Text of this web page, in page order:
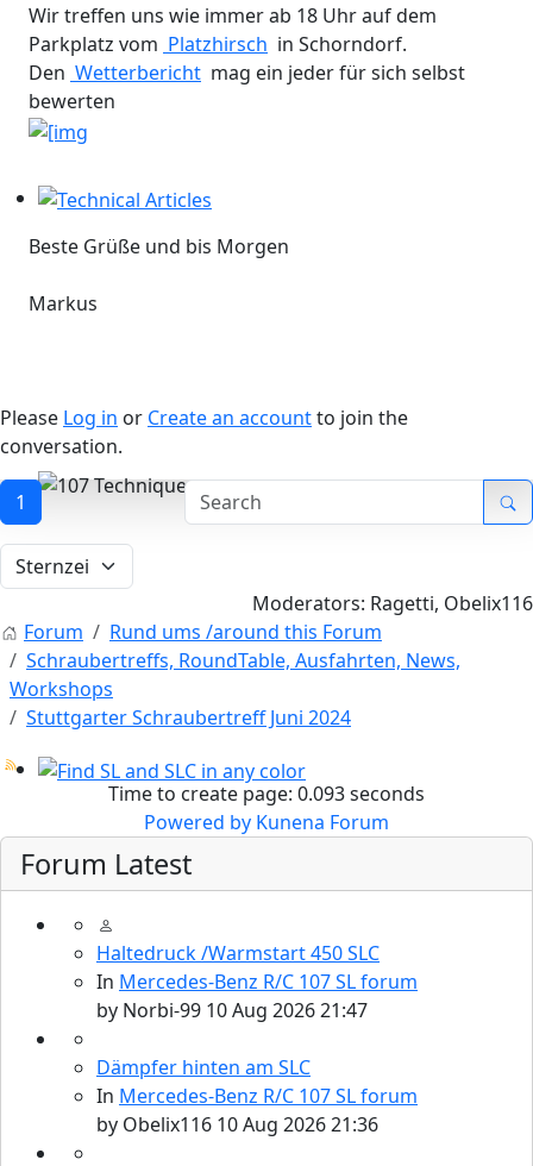
107 Technique
Find SL and SLC in any color
Wir treffen uns wie immer ab 18 Uhr auf dem
Parkplatz vom Platzhirsch in Schorndorf.
Den Wetterbericht mag ein jeder für sich selbst
bewerten
Beste Grüße und bis Morgen
Markus
Please Log in or Create an accountto join the
conversation.
1
Moderators: Ragetti, Obelix116
Forum
Rund ums /around this Forum
Schraubertreffs, RoundTable, Ausfahrten, News,
Workshops
Stuttgarter Schraubertreff Juni 2024
Time to create page: 0.093 seconds
Powered by Kunena Forum
Forum Latest
Haltedruck /Warmstart 450 SLC
In Mercedes-Benz R/C 107 SL forum
by Norbi-99 10 Aug 2026 21:47
Dämpfer hinten am SLC
In Mercedes-Benz R/C 107 SL forum
by Obelix116 10 Aug 2026 21:36